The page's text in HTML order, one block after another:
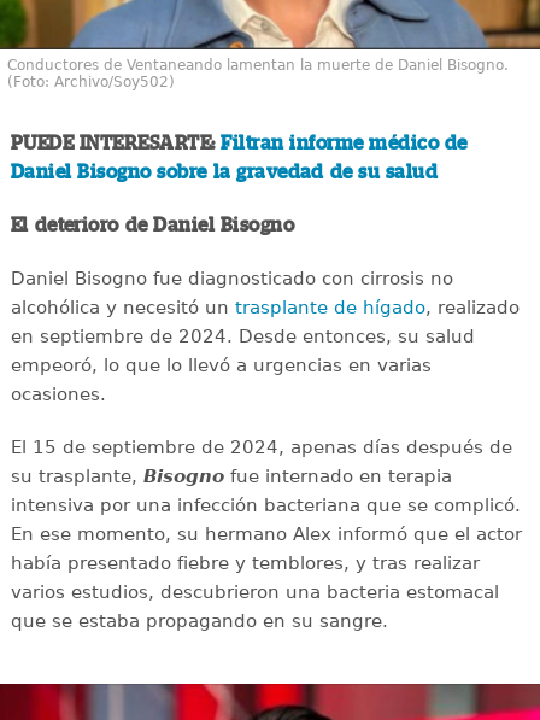
Conductores de Ventaneando lamentan la muerte de Daniel Bisogno.
(Foto: Archivo/Soy502)
PUEDE INTERESARTE:Filtran informe médico de
Daniel Bisogno sobre la gravedad de su salud
El deterioro de Daniel Bisogno
Daniel Bisogno fue diagnosticado con cirrosis no
alcohólica y necesitó un trasplante de hígado, realizado
en septiembre de 2024. Desde entonces, su salud
empeoró, lo que lo llevó a urgencias en varias
ocasiones.
El 15 de septiembre de 2024, apenas días después de
su trasplante, Bisognofue internado en terapia
intensiva por una infección bacteriana que se complicó.
En ese momento, su hermano Alex informó que el actor
había presentado fiebre y temblores, y tras realizar
varios estudios, descubrieron una bacteria estomacal
que se estaba propagando en su sangre.